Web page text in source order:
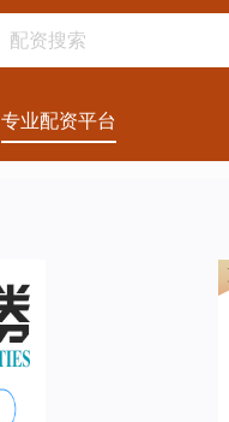
专业配资平台